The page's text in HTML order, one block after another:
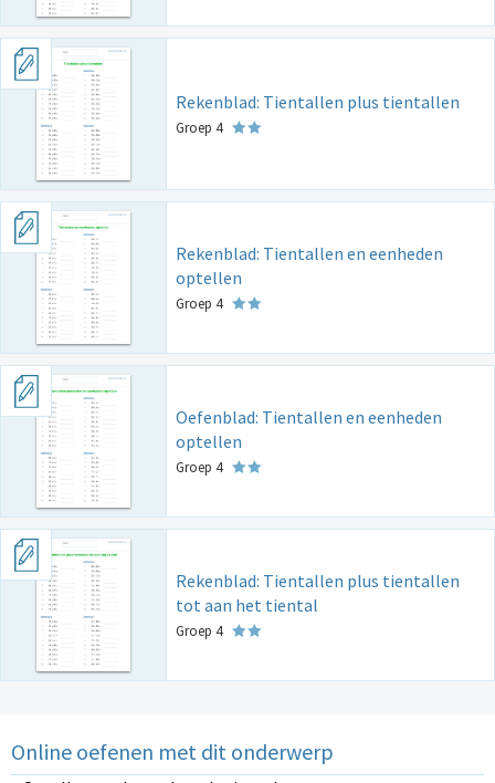
Rekenblad: Tientallen plus tientallen
Groep 4
Rekenblad: Tientallen en eenheden
optellen
Groep 4
Oefenblad: Tientallen en eenheden
optellen
Groep 4
Rekenblad: Tientallen plus tientallen
tot aan het tiental
Groep 4
Online oefenen met dit onderwerp